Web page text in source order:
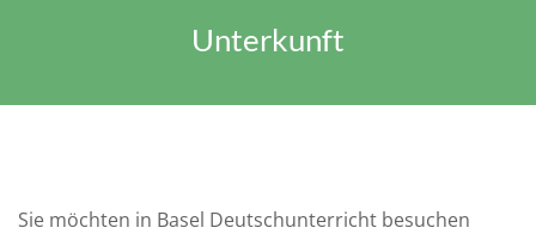
Unterkunft
Sie möchten in Basel Deutschunterricht besuchen